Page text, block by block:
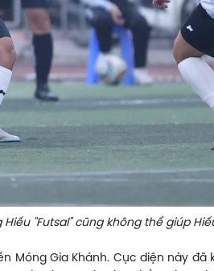
"Futsal" cũng không thể giúp
Gia Khánh. Cục diện này